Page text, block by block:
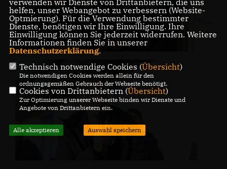
helfen, unser Webangebot zu verbessern (Website-
Optmierung). Für die Verwendung bestimmter
Dienste, benötigen wir Ihre Einwilligung. Ihre
Einwilligung können Sie jederzeit widerrufen. Weitere
Informationen finden Sie in unserer
Datenschutzerklärung.
Technisch notwendige Cookies (Übersicht)
Die notwendigen Cookies werden allein für den
ordnungsgemäßen Gebrauch der Webseite benötigt.
Cookies von Drittanbietern (Übersicht)
Zur Optimierung unserer Webseite binden wir Dienste und
Angebote von Drittanbietern ein.
Alle akzeptieren Auswahl speichern